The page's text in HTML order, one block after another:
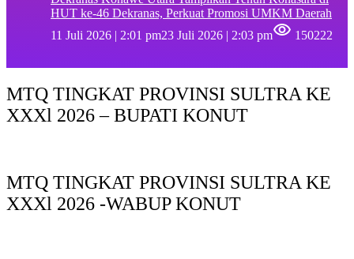
HUT ke-46 Dekranas, Perkuat Promosi UMKM Daerah
11 Juli 2026 | 2:01 pm23 Juli 2026 | 2:03 pm 150222
MTQ TINGKAT PROVINSI SULTRA KE
XXXl 2026 – BUPATI KONUT
MTQ TINGKAT PROVINSI SULTRA KE
XXXl 2026 -WABUP KONUT